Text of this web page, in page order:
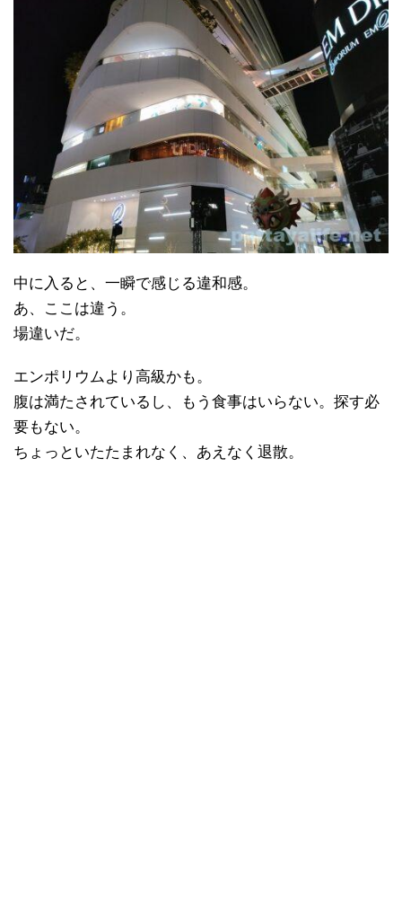
中に入ると、一瞬で感じる違和感。
あ、ここは違う。
場違いだ。
エンポリウムより高級かも。
腹は満たされているし、もう食事はいらない。探す必
要もない。
ちょっといたたまれなく、あえなく退散。